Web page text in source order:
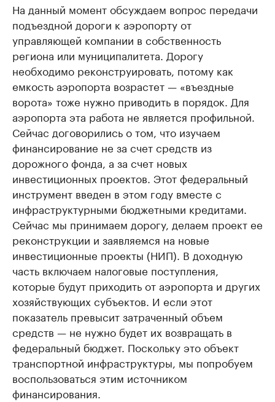
На данный момент обсуждаем вопрос передачи
подъездной дороги к аэропорту от
управляющей компании в собственность
региона или муниципалитета. Дорогу
необходимо реконструировать, потому как
емкость аэропорта возрастет — «въездные
ворота» тоже нужно приводить в порядок. Для
аэропорта эта работа не является профильной.
Сейчас договорились о том, что изучаем
финансирование не за счет средств из
дорожного фонда, а за счет новых
инвестиционных проектов. Этот федеральный
инструмент введен в этом году вместе с
инфраструктурными бюджетными кредитами.
Сейчас мы принимаем дорогу, делаем проект ее
реконструкции и заявляемся на новые
инвестиционные проекты (НИП). В доходную
часть включаем налоговые поступления,
которые будут приходить от аэропорта и других
хозяйствующих субъектов. И если этот
показатель превысит затраченный объем
средств — не нужно будет их возвращать в
федеральный бюджет. Поскольку это объект
транспортной инфраструктуры, мы попробуем
воспользоваться этим источником
финансирования.